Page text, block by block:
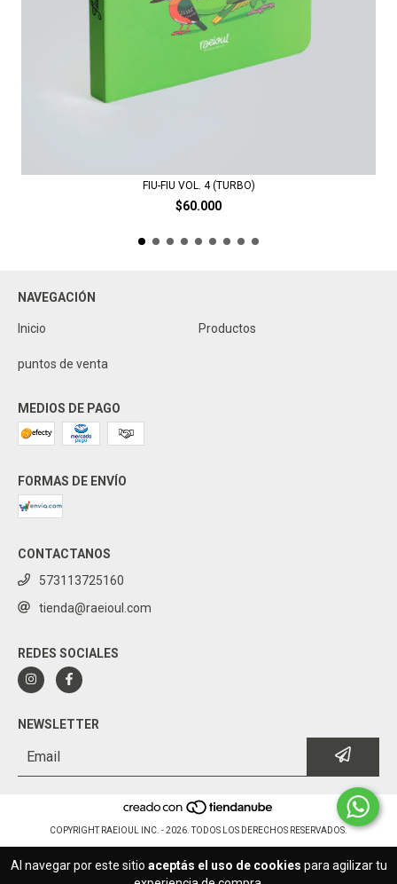
Al navegar por este sitio aceptás el uso de cookies para agilizar tu
FIU-FIU VOL. 4 (TURBO)
$60.000
NAVEGACIÓN
Inicio Productos
puntos de venta
MEDIOS DE PAGO
FORMAS DE ENVÍO
CONTACTANOS
573113725160
tienda@raeioul.com
REDES SOCIALES
NEWSLETTER
COPYRIGHT RAEIOUL INC. - 2026. TODOS LOS DERECHOS RESERVADOS.